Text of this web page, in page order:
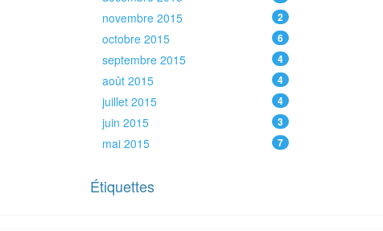
novembre 2015 2
octobre 2015 6
septembre 2015 4
août 2015 4
juillet 2015 4
juin 2015 3
mai 2015 7
Étiquettes